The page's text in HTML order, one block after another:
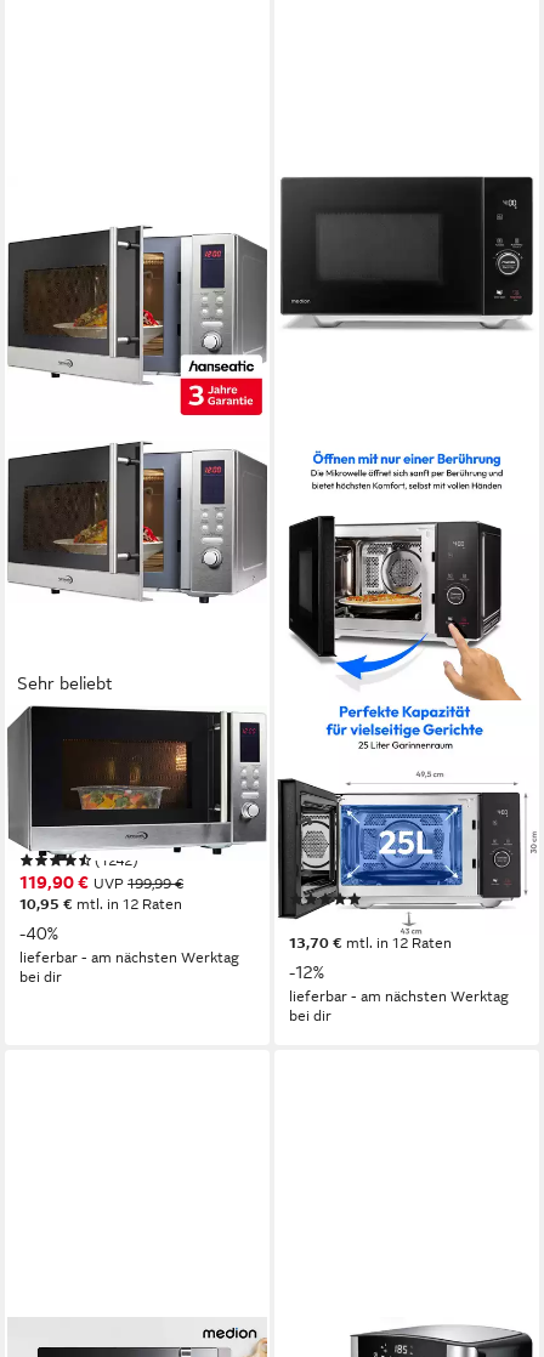
Sehr beliebt
Mikrowelle AS823EBB-P
Leistung
Kapazität
Leistungsstufen
(1242)
119,90 € UVP 199,99 €
10,95 € mtl. in 12 Raten
-40%
lieferbar - am nächsten Werktag
bei dir
MEDION®
Doppelgrill, Heißluftfunktion,
Sensor Touch
25 l Kapazität
Drehregler, Touch-Bedienung
Bedienung
(4)
149,95 €
169,95 €
13,70 € mtl. in 12 Raten
-12%
lieferbar - am nächsten Werktag
bei dir